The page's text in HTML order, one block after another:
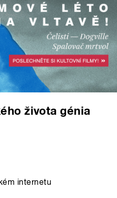
života génia
internetu